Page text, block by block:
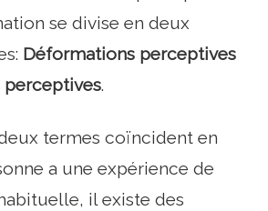
se divise en deux
Déformations perceptives
.
termes coïncident en
a une expérience de
il existe des